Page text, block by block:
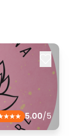
5.00/5